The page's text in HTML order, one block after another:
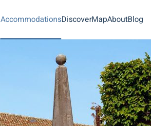
AccommodationsDiscoverMapAboutBlog